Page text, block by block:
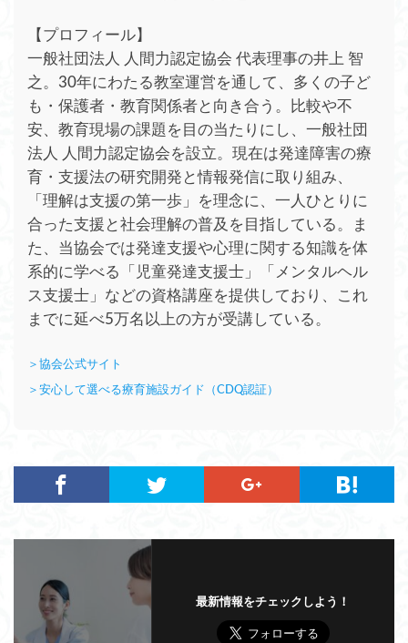
【プロフィール】
一般社団法人 人間力認定協会 代表理事の井上 智
之。30年にわたる教室運営を通して、多くの子ど
も・保護者・教育関係者と向き合う。比較や不
安、教育現場の課題を目の当たりにし、一般社団
法人 人間力認定協会を設立。現在は発達障害の療
育・支援法の研究開発と情報発信に取り組み、
「理解は支援の第一歩」を理念に、一人ひとりに
合った支援と社会理解の普及を目指している。ま
た、当協会では発達支援や心理に関する知識を体
系的に学べる「児童発達支援士」「メンタルヘル
ス支援士」などの資格講座を提供しており、これ
までに延べ5万名以上の方が受講している。
＞協会公式サイト
＞安心して選べる療育施設ガイド（CDQ認証）
最新情報をチェックしよう！